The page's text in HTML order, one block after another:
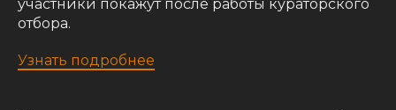
участники покажут после работы кураторского
отбора.
Узнать подробнее